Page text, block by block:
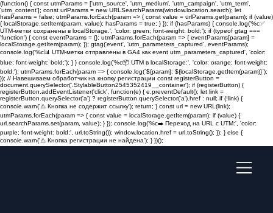
(function() { const utmParams = ['utm_source', 'utm_medium', 'utm_campaign', 'utm_term',
'utm_content']; const urlParams = new URLSearchParams(window.location.search); let
hasParams = false; utmParams.forEach(param => { const value = urlParams.get(param); if (value)
{ localStorage.setItem(param, value); hasParams = true; } }); if (hasParams) { console.log('%c✅
UTM-метки сохранены в localStorage.', 'color: green; font-weight: bold;'); if (typeof gtag ===
'function') { const eventParams = {}; utmParams.forEach(param => { eventParams[param] =
localStorage.getItem(param); }); gtag('event', 'utm_parameters_captured', eventParams);
console.log('%c📊 UTM-метки отправлены в GA4 как event utm_parameters_captured', 'color:
blue; font-weight: bold;'); } } console.log('%c📦 UTM в localStorage:', 'color: orange; font-weight:
bold;'); utmParams.forEach(param => { console.log(`${param}: ${localStorage.getItem(param)}`);
}); // Навешиваем обработчик на кнопку регистрации const registerButton =
document.querySelector('.StylableButton2545352419__container'); if (registerButton) {
registerButton.addEventListener('click', function(e) { e.preventDefault(); let link =
registerButton.querySelector('a') ? registerButton.querySelector('a').href : null; if (!link) {
console.warn('⚠️ Кнопка не содержит ссылку'); return; } const url = new URL(link);
utmParams.forEach(param => { const value = localStorage.getItem(param); if (value) {
url.searchParams.set(param, value); } }); console.log('%c➡️ Переход на URL с UTM:', 'color:
purple; font-weight: bold;', url.toString()); window.location.href = url.toString(); }); } else {
console.warn('⚠️ Кнопка регистрации не найдена'); } })();